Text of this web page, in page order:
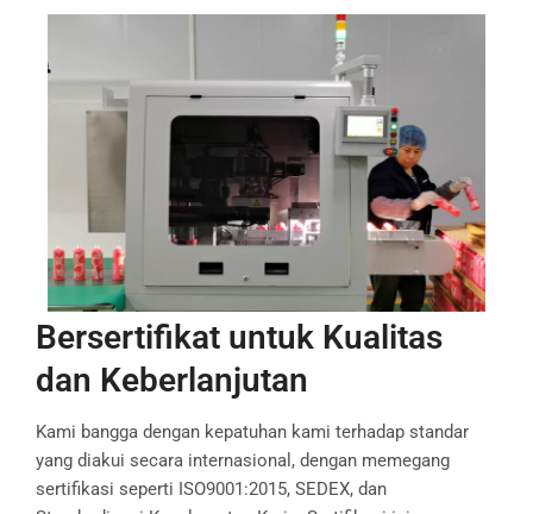
Bersertifikat untuk Kualitas
dan Keberlanjutan
Kami bangga dengan kepatuhan kami terhadap standar
yang diakui secara internasional, dengan memegang
sertifikasi seperti ISO9001:2015, SEDEX, dan